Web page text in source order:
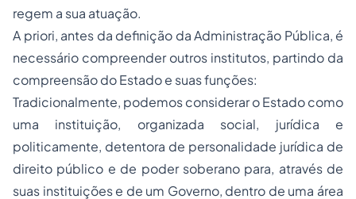
regem a sua atuação.
A priori, antes da definição da Administração Pública, é
necessário compreender outros institutos, partindo da
compreensão do Estado e suas funções:
Tradicionalmente, podemos considerar o Estado como
uma instituição, organizada social, jurídica e
politicamente, detentora de personalidade jurídica de
direito público e de poder soberano para, através de
suas instituições e de um Governo, dentro de uma área